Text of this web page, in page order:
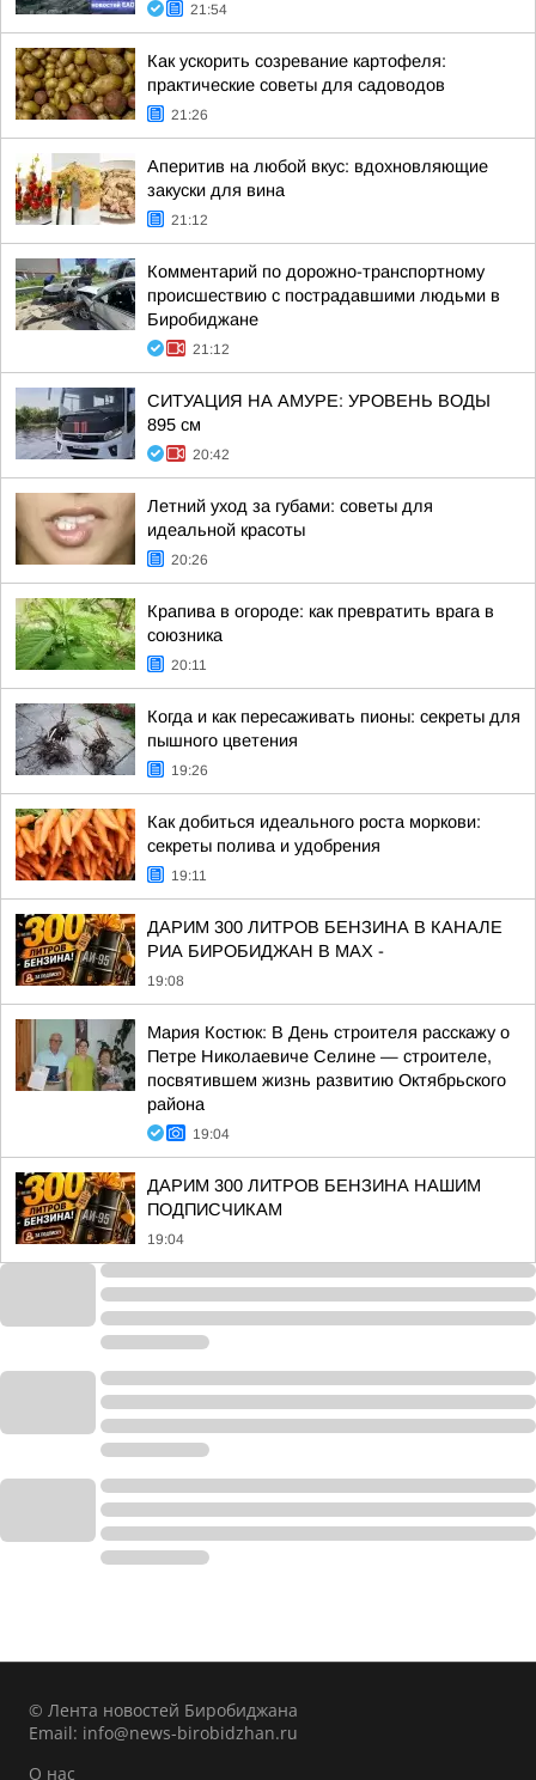
21:54
Как ускорить созревание картофеля:
практические советы для садоводов
21:26
Аперитив на любой вкус: вдохновляющие
закуски для вина
21:12
Комментарий по дорожно-транспортному
происшествию с пострадавшими людьми в
Биробиджане
21:12
СИТУАЦИЯ НА АМУРЕ: УРОВЕНЬ ВОДЫ
895 см
20:42
Летний уход за губами: советы для
идеальной красоты
20:26
Крапива в огороде: как превратить врага в
союзника
20:11
Когда и как пересаживать пионы: секреты для
пышного цветения
19:26
Как добиться идеального роста моркови:
секреты полива и удобрения
19:11
ДАРИМ 300 ЛИТРОВ БЕНЗИНА В КАНАЛЕ
РИА БИРОБИДЖАН В МАХ -
19:08
Мария Костюк: В День строителя расскажу о
Петре Николаевиче Селине — строителе,
посвятившем жизнь развитию Октябрьского
района
19:04
ДАРИМ 300 ЛИТРОВ БЕНЗИНА НАШИМ
ПОДПИСЧИКАМ
19:04
© Лента новостей Биробиджана
Email: info@news-birobidzhan.ru
О нас